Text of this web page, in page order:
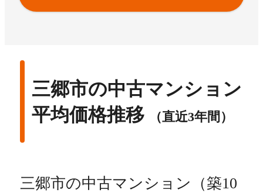
三郷市の中古マンション
平均価格推移
（直近3年間）
三郷市の中古マンション（築10